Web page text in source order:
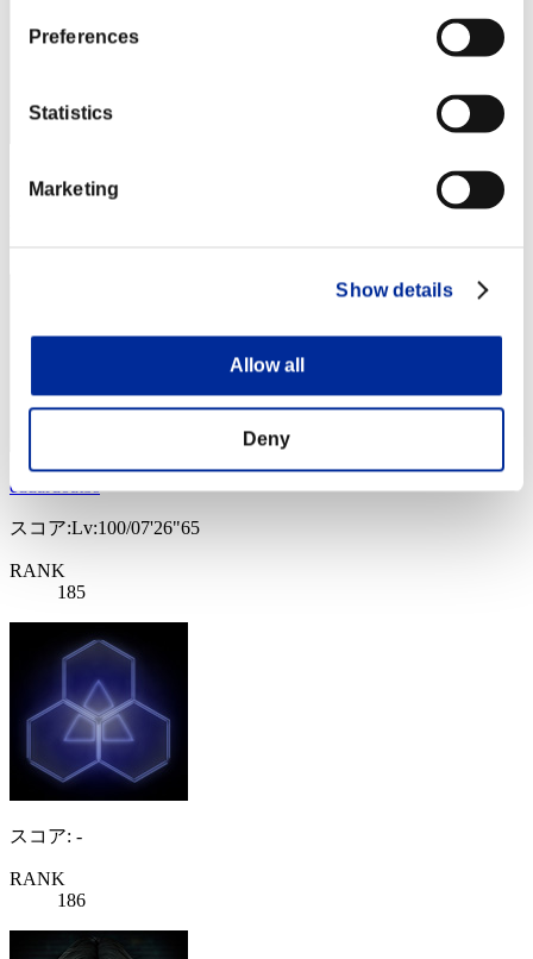
Preferences
Statistics
Marketing
Show details
Allow all
Deny
スコア: -
184
eduardoatbs
スコア:Lv:100/07'26"65
RANK
185
スコア: -
RANK
186